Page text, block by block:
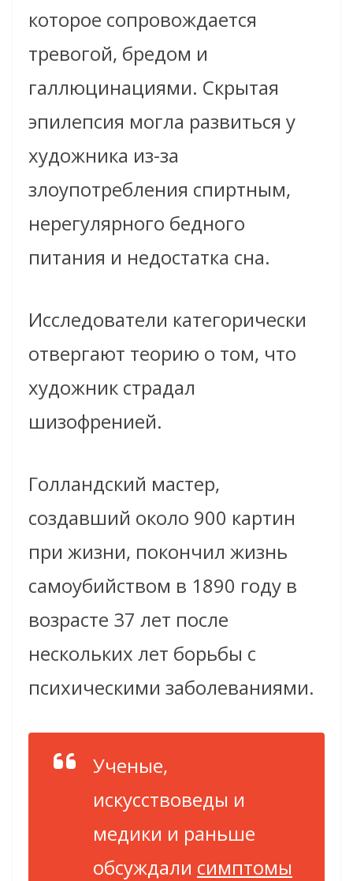
которое сопровождается
тревогой, бредом и
галлюцинациями. Скрытая
эпилепсия могла развиться у
художника из-за
злоупотребления спиртным,
нерегулярного бедного
питания и недостатка сна.
Исследователи категорически
отвергают теорию о том, что
художник страдал
шизофренией.
Голландский мастер,
создавший около 900 картин
при жизни, покончил жизнь
самоубийством в 1890 году в
возрасте 37 лет после
нескольких лет борьбы с
психическими заболеваниями.
Ученые,
искусствоведы и
медики и раньше
обсуждали симптомы